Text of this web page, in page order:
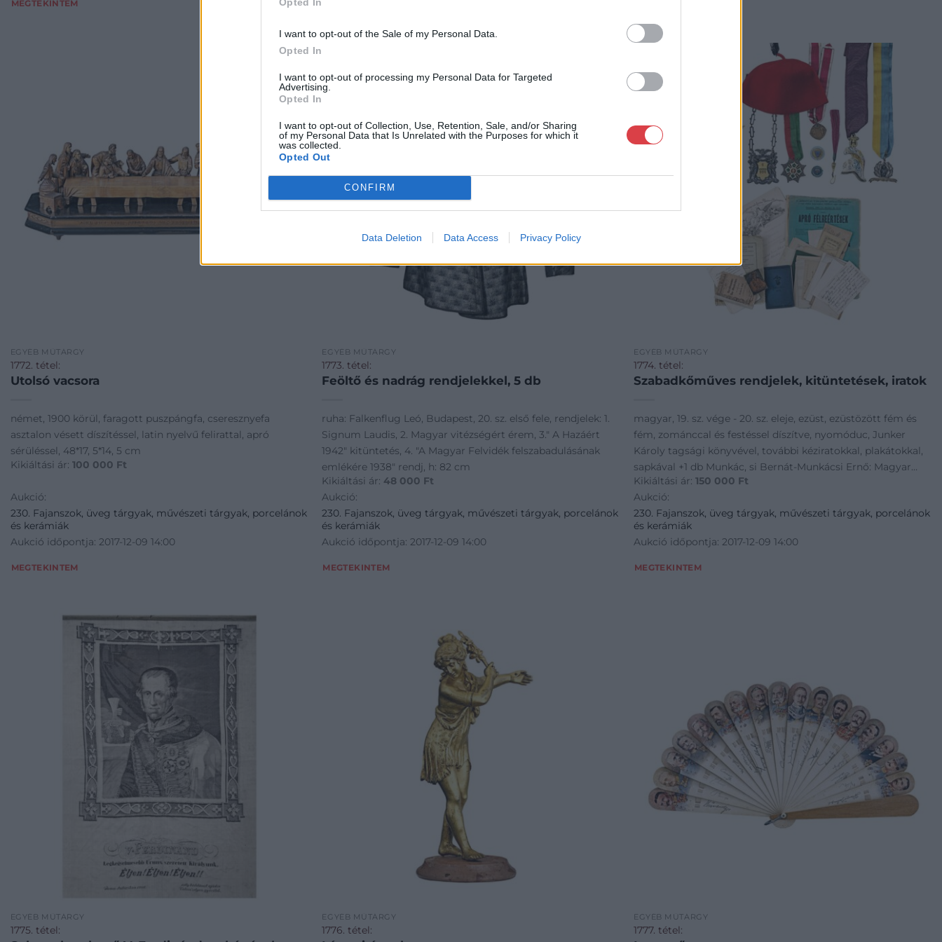
I want to opt-out of the Sale of my Personal Data.
Opted In
I want to opt-out of processing my Personal Data for Targeted
Advertising.
Opted In
I want to opt-out of Collection, Use, Retention, Sale, and/or Sharing
of my Personal Data that Is Unrelated with the Purposes for which it
was collected.
Opted Out
CONFIRM
Data Deletion Data Access Privacy Policy
MEGTEKINTEM
EGYÉB MŰTÁRGY
1772. tétel:
Utolsó vacsora
német, 1900 körül, faragott puszpángfa, cseresznyefa
asztalon vésett díszítéssel, latin nyelvű felirattal, apró
sérüléssel, 48*17, 5*14, 5 cm
Kikiáltási ár: 100 000 Ft
Aukció:
230. Fajanszok, üveg tárgyak, művészeti tárgyak, porcelánok
és kerámiák
Aukció időpontja: 2017-12-09 14:00
MEGTEKINTEM
EGYÉB MŰTÁRGY
1773. tétel:
Feöltő és nadrág rendjelekkel, 5 db
ruha: Falkenflug Leó, Budapest, 20. sz. első fele, rendjelek: 1.
Signum Laudis, 2. Magyar vitézségért érem, 3." A Hazáért
1942" kitüntetés, 4. "A Magyar Felvidék felszabadulásának
emlékére 1938" rendj, h: 82 cm
Kikiáltási ár: 48 000 Ft
Aukció:
230. Fajanszok, üveg tárgyak, művészeti tárgyak, porcelánok
és kerámiák
Aukció időpontja: 2017-12-09 14:00
MEGTEKINTEM
EGYÉB MŰTÁRGY
1774. tétel:
Szabadkőműves rendjelek, kitüntetések, iratok
magyar, 19. sz. vége - 20. sz. eleje, ezüst, ezüstözött fém és
fém, zománccal és festéssel díszítve, nyomóduc, Junker
Károly tagsági könyvével, további kéziratokkal, plakátokkal,
sapkával +1 db Munkác, si Bernát-Munkácsi Ernő: Magyar
zsidó családok geneal
Kikiáltási ár:150 000 Ft
Aukció:
230. Fajanszok, üveg tárgyak, művészeti tárgyak, porcelánok
és kerámiák
Aukció időpontja: 2017-12-09 14:00
MEGTEKINTEM
EGYÉB MŰTÁRGY
1775. tétel:
EGYÉB MŰTÁRGY
1776. tétel:
EGYÉB MŰTÁRGY
1777. tétel: